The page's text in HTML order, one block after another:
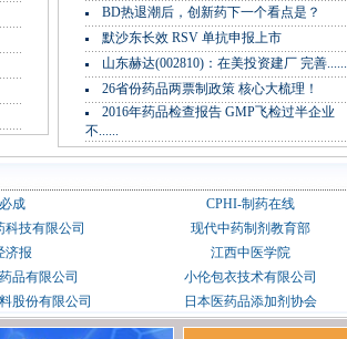
BD热退潮后，创新药下一个看点是？
默沙东长效 RSV 单抗申报上市
山东赫达(002810)：在美投资建厂 完善......
26省份药品两票制政策 核心大梳理！
2016年药品检查报告 GMP飞检过半企业
不......
成
CPHI-制药在线
技有限公司
现代中药制剂教育部
济报
江西中医学院
品有限公司
小伦包衣技术有限公司
股份有限公司 日本医药品添加剂协会